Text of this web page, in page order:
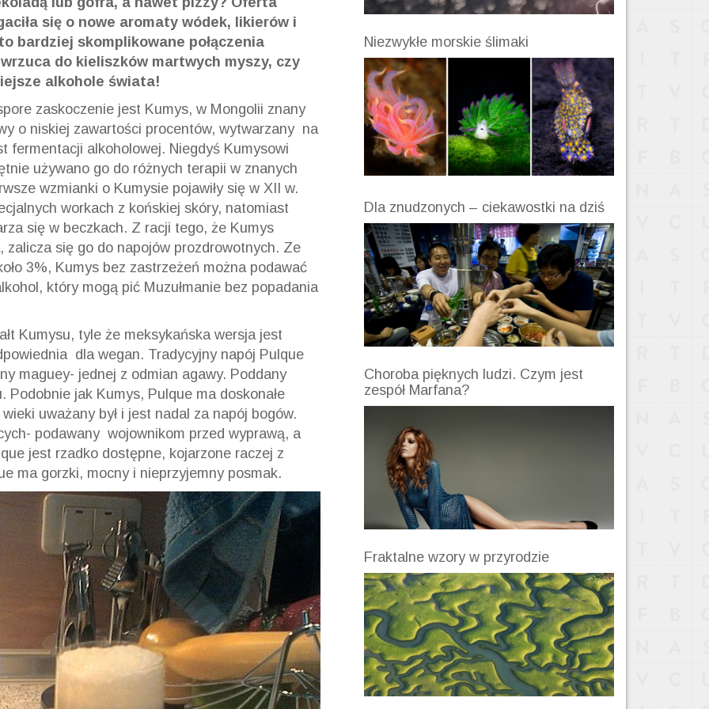
się o nowe aromaty wódek, likierów i
bardziej skomplikowane połączenia
do kieliszków martwych myszy, czy
alkohole świata!
zaskoczenie jest Kumys, w Mongolii znany
o niskiej zawartości procentów, wytwarzany na
fermentacji alkoholowej. Niegdyś Kumysowi
używano go do różnych terapii w znanych
wzmianki o Kumysie pojawiły się w XII w.
workach z końskiej skóry, natomiast
się w beczkach. Z racji tego, że Kumys
się go do napojów prozdrowotnych. Ze
3%, Kumys bez zastrzeżeń można podawać
który mogą pić Muzułmanie bez popadania
Kumysu, tyle że meksykańska wersja jest
dla wegan. Tradycyjny napój Pulque
maguey- jednej z odmian agawy. Poddany
jak Kumys, Pulque ma doskonałe
uważany był i jest nadal za napój bogów.
podawany wojownikom przed wyprawą, a
jest rzadko dostępne, kojarzone raczej z
ma gorzki, mocny i nieprzyjemny posmak.
Niezwykłe morskie ślimaki
Dla znudzonych – ciekawostki na dziś
Choroba pięknych ludzi. Czym jest
zespół Marfana?
Fraktalne wzory w przyrodzie